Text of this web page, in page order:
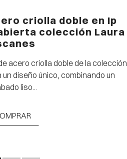
criolla doble en Ip
colección Laura
acero criolla doble de la colección
diseño único, combinando un
liso...